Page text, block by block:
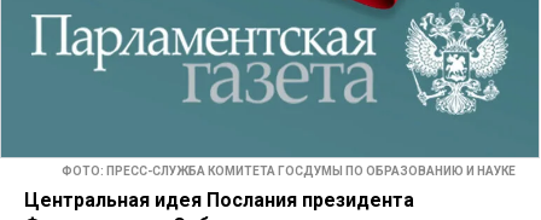
ФОТО: ПРЕСС-СЛУЖБА КОМИТЕТА ГОСДУМЫ ПО ОБРАЗОВАНИЮ И НАУКЕ
Центральная идея Послания президента